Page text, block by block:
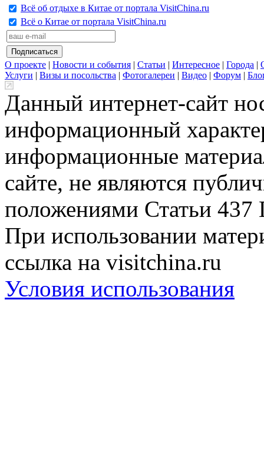
Всё об отдыхе в Китае от портала VisitChina.ru
Всё о Китае от портала VisitChina.ru
О проекте | Новости и события | Статьи | Интересное | Города |
Услуги | Визы и посольства | Фотогалереи | Видео | Форум |
Данный интернет-сайт
информационный
информационные
сайте, не являются
положениями Статьи 437
При использовании
ссылка на visitchina.ru
Условия использования